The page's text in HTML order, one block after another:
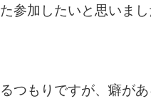
参加したいと思いま
つもりですが、癖が